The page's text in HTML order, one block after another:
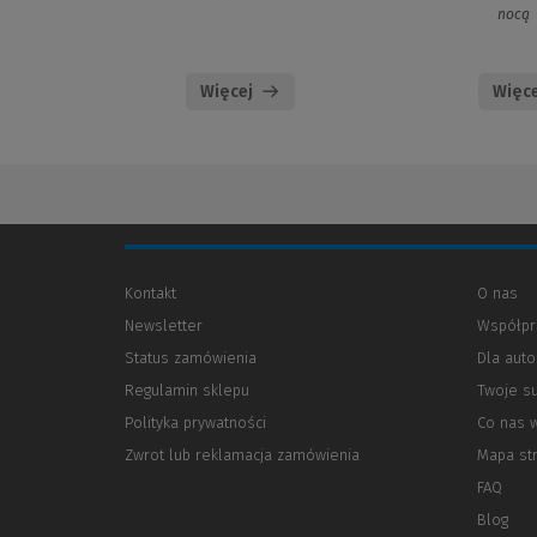
Więcej
nocą
Kontakt
Newsletter
Status zamówienia
Regulamin sklepu
Polityka prywatności
innej
Zwrot lub reklamacja zamówienia
O nas
Dla
Twoje
Co nas
Mapa
FAQ
Blog